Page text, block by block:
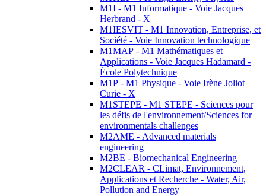
M1I - M1 Informatique - Voie Jacques
Herbrand - X
M1IESVIT - M1 Innovation, Entreprise, et
Société - Voie Innovation technologique
M1MAP - M1 Mathématiques et
Applications - Voie Jacques Hadamard -
École Polytechnique
M1P - M1 Physique - Voie Irène Joliot
Curie - X
M1STEPE - M1 STEPE - Sciences pour
les défis de l'environnement/Sciences for
environmentals challenges
M2AME - Advanced materials
engineering
M2BE - Biomechanical Engineering
M2CLEAR - CLimat, Environnement,
Applications et Recherche - Water, Air,
Pollution and Energy